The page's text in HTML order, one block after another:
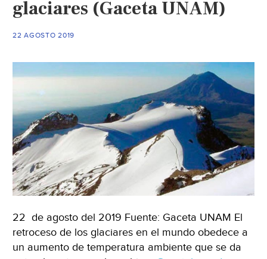
glaciares (Gaceta UNAM)
22 AGOSTO 2019
22 de agosto del 2019 Fuente: Gaceta UNAM El
retroceso de los glaciares en el mundo obedece a
un aumento de temperatura ambiente que se da